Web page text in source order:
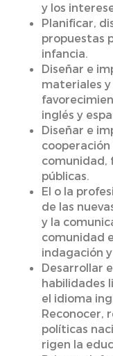
y los
Planificar,
propuestas
infancia.
Diseñar e
materiales
inglés y
Diseñar e
comunidad,
públicas.
El o la
de las
y la
comunidad
indagación
Desarrollar
habilidades
el idioma
Reconocer,
políticas
rigen la